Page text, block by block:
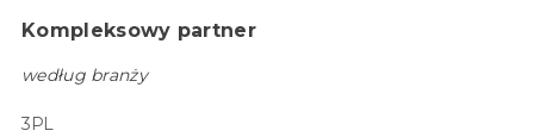
Kompleksowy partner
według branży
3PL